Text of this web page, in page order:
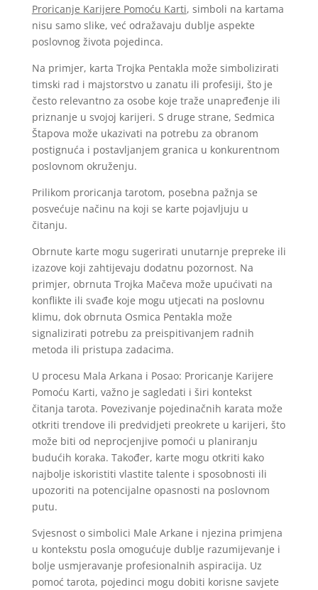
Proricanje Karijere Pomoću Karti, simboli na kartama
nisu samo slike, već odražavaju dublje aspekte
poslovnog života pojedinca.
Na primjer, karta Trojka Pentakla može simbolizirati
timski rad i majstorstvo u zanatu ili profesiji, što je
često relevantno za osobe koje traže unapređenje ili
priznanje u svojoj karijeri. S druge strane, Sedmica
Štapova može ukazivati na potrebu za obranom
postignuća i postavljanjem granica u konkurentnom
poslovnom okruženju.
Prilikom proricanja tarotom, posebna pažnja se
posvećuje načinu na koji se karte pojavljuju u
čitanju.
Obrnute karte mogu sugerirati unutarnje prepreke ili
izazove koji zahtijevaju dodatnu pozornost. Na
primjer, obrnuta Trojka Mačeva može upućivati na
konflikte ili svađe koje mogu utjecati na poslovnu
klimu, dok obrnuta Osmica Pentakla može
signalizirati potrebu za preispitivanjem radnih
metoda ili pristupa zadacima.
U procesu Mala Arkana i Posao: Proricanje Karijere
Pomoću Karti, važno je sagledati i širi kontekst
čitanja tarota. Povezivanje pojedinačnih karata može
otkriti trendove ili predvidjeti preokrete u karijeri, što
može biti od neprocjenjive pomoći u planiranju
budućih koraka. Također, karte mogu otkriti kako
najbolje iskoristiti vlastite talente i sposobnosti ili
upozoriti na potencijalne opasnosti na poslovnom
putu.
Svjesnost o simbolici Male Arkane i njezina primjena
u kontekstu posla omogućuje dublje razumijevanje i
bolje usmjeravanje profesionalnih aspiracija. Uz
pomoć tarota, pojedinci mogu dobiti korisne savjete